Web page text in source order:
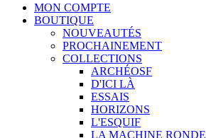
MON COMPTE
BOUTIQUE
NOUVEAUTÉS
PROCHAINEMENT
COLLECTIONS
ARCHÉOSF
D'ICI LÀ
ESSAIS
HORIZONS
L'ESQUIF
LA MACHINE RONDE